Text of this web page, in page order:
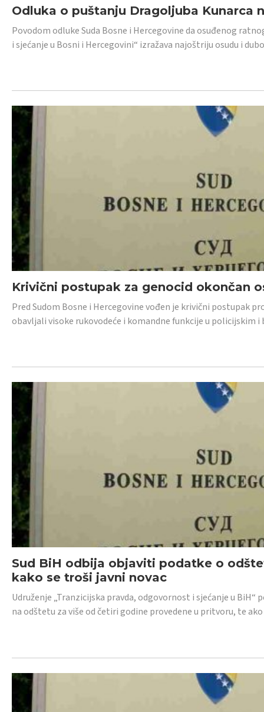
Odluka o puštanju Dragoljuba Kunarca
Povodom odluke Suda Bosne i Hercegovine da osuđenog
i sjećanje u Bosni i Hercegovini“ izražava najoštriju osudu i
Krivični postupak za genocid okončan
Pred Sudom Bosne i Hercegovine vođen je krivični postupak
obavljali visoke rukovodeće i komandne funkcije u policijskim
Sud BiH odbija objaviti podatke o
kako se troši javni novac
Udruženje „Tranzicijska pravda, odgovornost i sjećanje u
na odštetu za više od četiri godine provedene u pritvoru, te